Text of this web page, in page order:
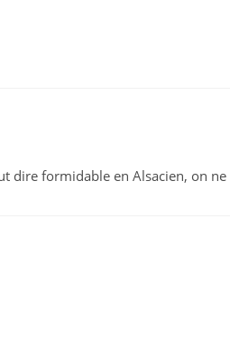
dire formidable en Alsacien, on